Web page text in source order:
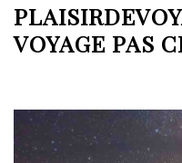
VOYAGE PAS